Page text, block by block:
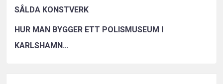
SÅLDA KONSTVERK
HUR MAN BYGGER ETT POLISMUSEUM I
KARLSHAMN…